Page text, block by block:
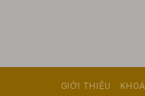
GIỚI THIỆU